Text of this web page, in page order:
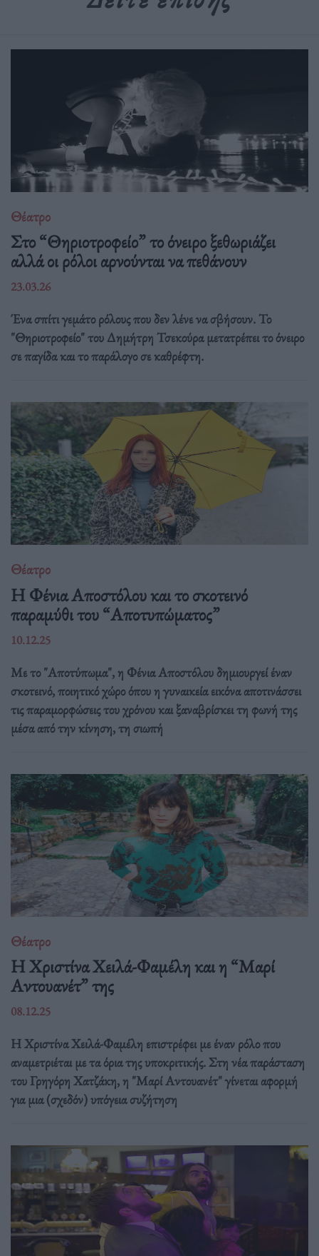
Θέατρο
Στο “Θηριοτροφείο” το όνειρο ξεθωριάζει
αλλά οι ρόλοι αρνούνται να πεθάνουν
23.03.26
Ένα σπίτι γεμάτο ρόλους που δεν λένε να σβήσουν. Το
"Θηριοτροφείο" του Δημήτρη Τσεκούρα μετατρέπει το όνειρο
σε παγίδα και το παράλογο σε καθρέφτη.
Θέατρο
Η Φένια Αποστόλου και το σκοτεινό
παραμύθι του “Αποτυπώματος”
10.12.25
Με το "Αποτύπωμα", η Φένια Αποστόλου δημιουργεί έναν
σκοτεινό, ποιητικό χώρο όπου η γυναικεία εικόνα αποτινάσσει
τις παραμορφώσεις του χρόνου και ξαναβρίσκει τη φωνή της
μέσα από την κίνηση, τη σιωπή
Θέατρο
Η Χριστίνα Χειλά-Φαμέλη και η “Μαρί
Αντουανέτ” της
08.12.25
Η Χριστίνα Χειλά-Φαμέλη επιστρέφει με έναν ρόλο που
αναμετριέται με τα όρια της υποκριτικής. Στη νέα παράσταση
του Γρηγόρη Χατζάκη, η "Μαρί Αντουανέτ" γίνεται αφορμή
για μια (σχεδόν) υπόγεια συζήτηση